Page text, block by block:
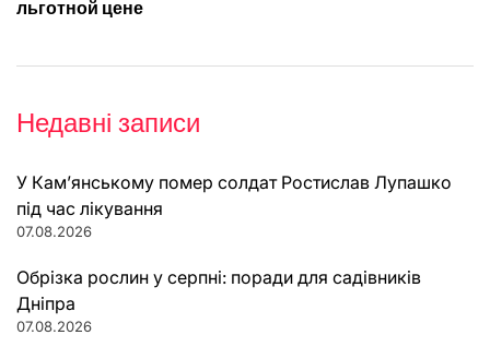
льготной цене
Недавні записи
У Кам’янському помер солдат Ростислав Лупашко
під час лікування
07.08.2026
Обрізка рослин у серпні: поради для садівників
Дніпра
07.08.2026